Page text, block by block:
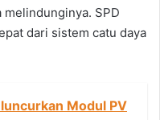
SPD
dari sistem catu daya
Modul PV